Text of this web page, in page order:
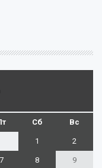
Сб Вс
1 2
7 8 9